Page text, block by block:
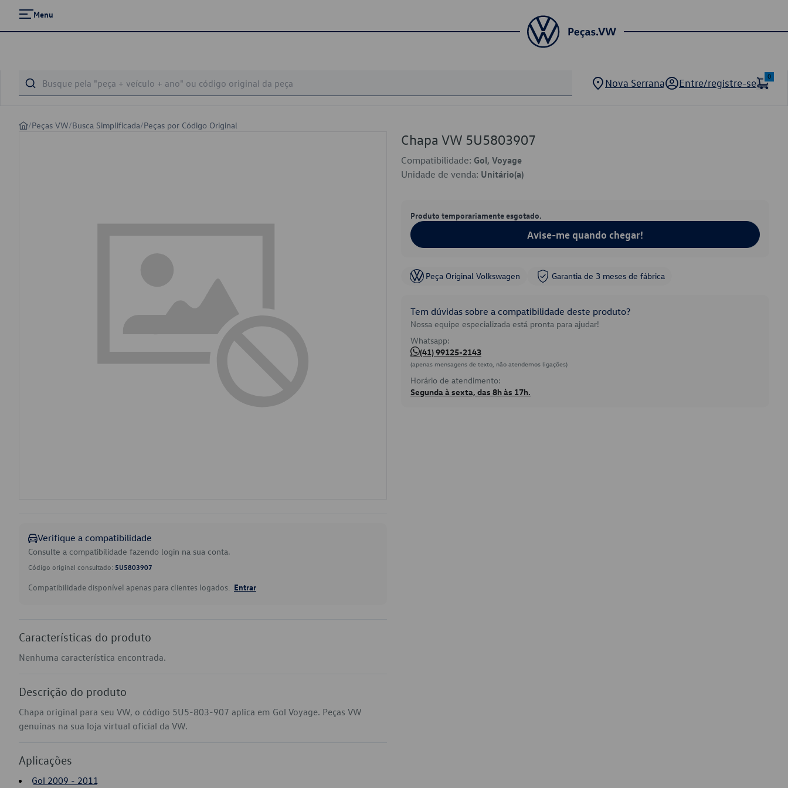
Menu
Nova Serrana Entre/registre-se
0
/Peças VW/Busca Simplificada/Peças por Código Original
Verifique a compatibilidade
Consulte a compatibilidade fazendo login na sua conta.
Código original consultado: 5U5803907
Compatibilidade disponível apenas para clientes logados. Entrar
Características do produto
Nenhuma característica encontrada.
Descrição do produto
Chapa original para seu VW, o código 5U5-803-907 aplica em Gol Voyage. Peças VW
genuínas na sua loja virtual oficial da VW.
Aplicações
Gol 2009 - 2011
Chapa VW 5U5803907
Compatibilidade: Gol, Voyage
Unidade de venda: Unitário(a)
Produto temporariamente esgotado.
Avise-me quando chegar!
Peça Original Volkswagen Garantia de 3 meses de fábrica
Tem dúvidas sobre a compatibilidade deste produto?
Nossa equipe especializada está pronta para ajudar!
Whatsapp:
(41) 99125-2143
(apenas mensagens de texto, não atendemos ligações)
Horário de atendimento:
Segunda à sexta, das 8h às 17h.